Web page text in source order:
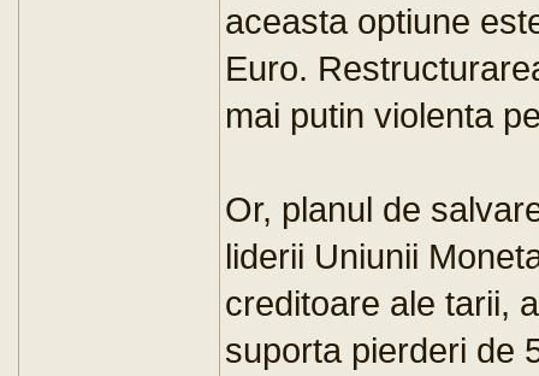
aceasta optiune
Euro.
mai putin violenta
Or, planul de
liderii Uniunii
creditoare ale tarii,
suporta pierderi de